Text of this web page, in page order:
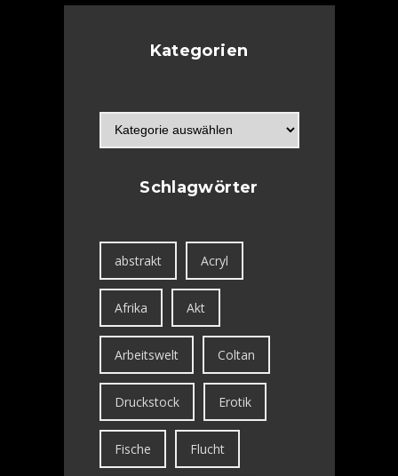
Kategorien
Schlagwörter
abstrakt Acryl
Afrika Akt
Arbeitswelt Coltan
Druckstock Erotik
Fische Flucht